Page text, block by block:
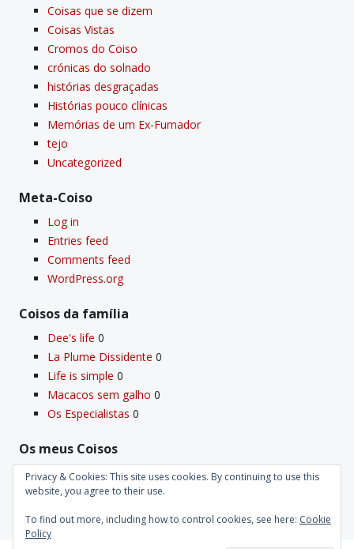
Coisas que se dizem
Coisas Vistas
Cromos do Coiso
crónicas do solnado
histórias desgraçadas
Histórias pouco clí­nicas
Memórias de um Ex-Fumador
tejo
Uncategorized
Meta-Coiso
Log in
Entries feed
Comments feed
WordPress.org
Coisos da famí­lia
Dee's life 0
La Plume Dissidente 0
Life is simple 0
Macacos sem galho 0
Os Especialistas 0
Os meus Coisos
Deus0
Velho Coiso0
Privacy & Cookies: This site uses cookies. By continuing to use this
website, you agree to their use.
To find out more, including how to control cookies, see here: Cookie
Policy